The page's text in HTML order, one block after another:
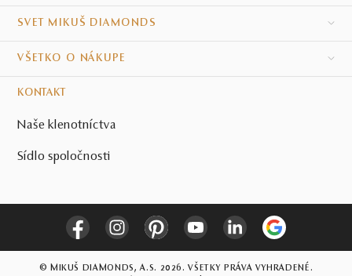
SVET MIKUŠ DIAMONDS
VŠETKO O NÁKUPE
KONTAKT
Naše klenotníctva
Sídlo spoločnosti
© MIKUŠ DIAMONDS, A.S. 2026. VŠETKY PRÁVA VYHRADENÉ.